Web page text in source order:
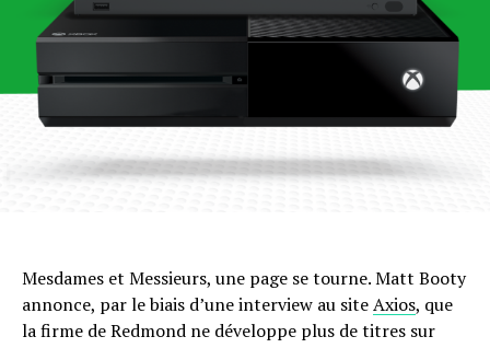
Mesdames et Messieurs, une page se tourne. Matt Booty
annonce, par le biais d’une interview au siteAxios, que
la firme de Redmond ne développe plus de titres sur